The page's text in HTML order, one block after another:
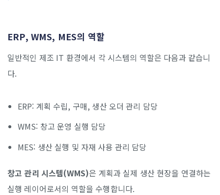
ERP, WMS, MES의 역할
일반적인 제조 IT 환경에서 각 시스템의 역할은 다음과 같습니
다.
ERP: 계획 수립, 구매, 생산 오더 관리 담당
WMS: 창고 운영 실행 담당
MES: 생산 실행 및 자재 사용 관리 담당
창고 관리 시스템(WMS)은 계획과 실제 생산 현장을 연결하는
실행 레이어로서의 역할을 수행합니다.